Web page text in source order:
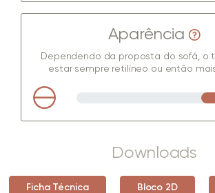
Aparência
Dependendo da proposta do sofá, o
estar sempre retilíneo ou então
Downloads
Ficha Técnica Bloco 2D